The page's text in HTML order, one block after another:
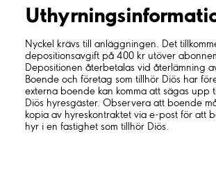
Nyckel krävs till anläggningen. Det
depositionsavgift på 400 kr utöver
Depositionen återbetalas vid återlämning
Boende och företag som tillhör Diös har
externa boende kan komma att sägas upp
Diös hyresgäster. Observera att boende
kopia av hyreskontraktet via e-post för att
hyr i en fastighet som tillhör Diös.